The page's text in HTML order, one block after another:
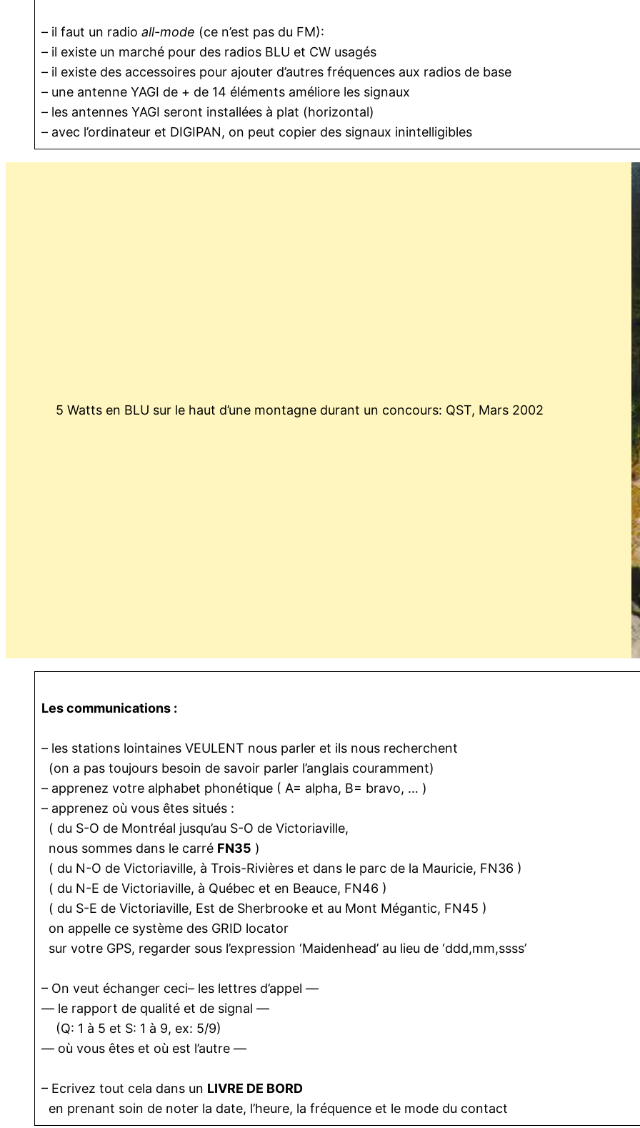
– il faut un radio all-mode (ce n’est pas du FM):
– il existe un marché pour des radios BLU et CW usagés
– il existe des accessoires pour ajouter d’autres fréquences aux radios de base
– une antenne YAGI de + de 14 éléments améliore les signaux
– les antennes YAGI seront installées à plat (horizontal)
– avec l’ordinateur et DIGIPAN, on peut copier des signaux inintelligibles
5 Watts en BLU sur le haut d’une montagne durant un concours: QST, Mars 2002
Les communications :
– les stations lointaines VEULENT nous parler et ils nous recherchent
(on a pas toujours besoin de savoir parler l’anglais couramment)
– apprenez votre alphabet phonétique ( A= alpha, B= bravo, … )
– apprenez où vous êtes situés :
( du S-O de Montréal jusqu’au S-O de Victoriaville,
nous sommes dans le carré FN35 )
( du N-O de Victoriaville, à Trois-Rivières et dans le parc de la Mauricie, FN36 )
( du N-E de Victoriaville, à Québec et en Beauce, FN46 )
( du S-E de Victoriaville, Est de Sherbrooke et au Mont Mégantic, FN45 )
on appelle ce système des GRID locator
sur votre GPS, regarder sous l’expression ‘Maidenhead’ au lieu de ‘ddd,mm,ssss’
– On veut échanger ceci– les lettres d’appel —
— le rapport de qualité et de signal —
(Q: 1 à 5 et S: 1 à 9, ex: 5/9)
— où vous êtes et où est l’autre —
– Ecrivez tout cela dans un LIVRE DE BORD
en prenant soin de noter la date, l’heure, la fréquence et le mode du contact